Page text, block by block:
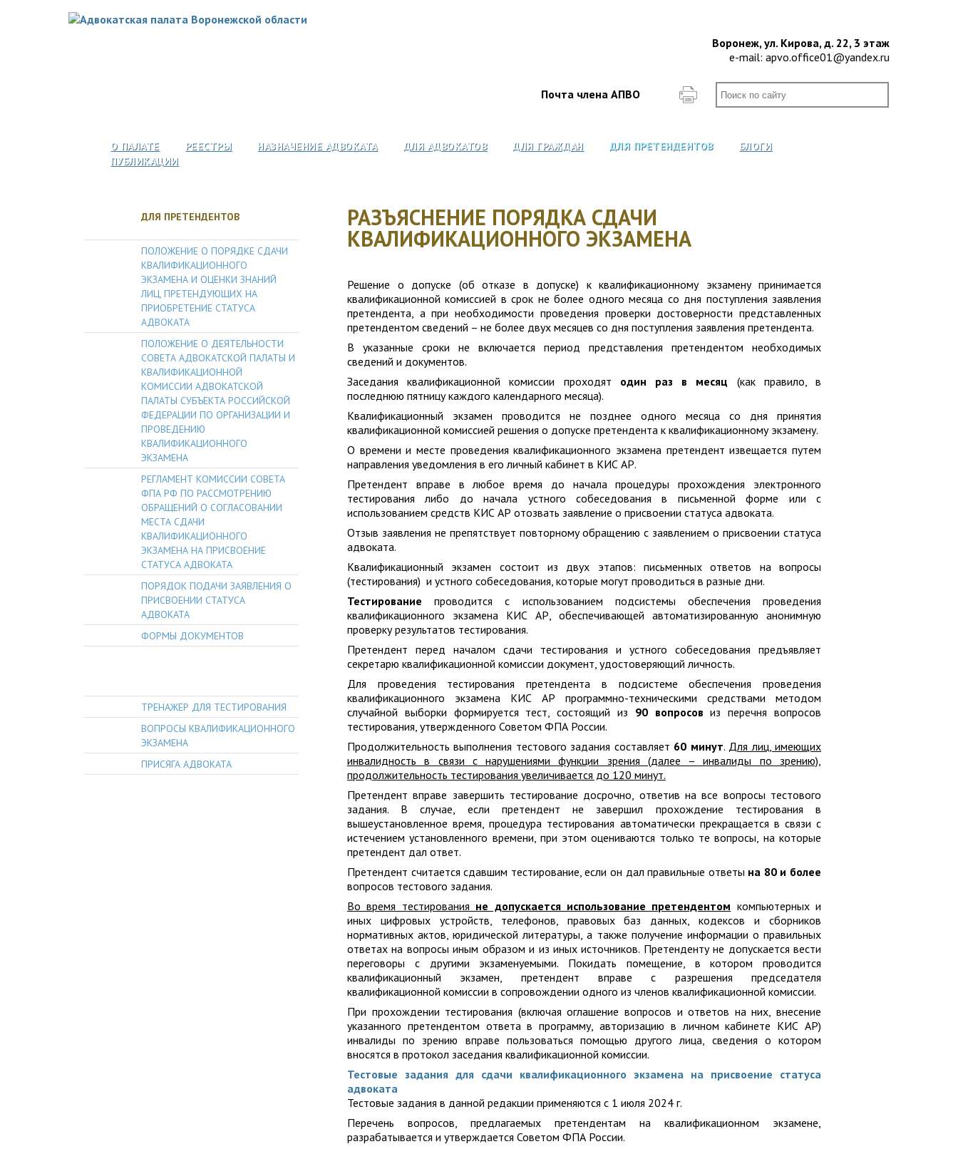
Воронеж, ул. Кирова, д. 22, 3 этаж
e-mail: apvo.office01@yandex.ru
Почта члена АПВО
О ПАЛАТЕ РЕЕСТРЫ НАЗНАЧЕНИЕ АДВОКАТА ДЛЯ АДВОКАТОВ ДЛЯ ГРАЖДАН ДЛЯ ПРЕТЕНДЕНТОВ
БЛОГИ
ПУБЛИКАЦИИ
ДЛЯ ПРЕТЕНДЕНТОВ
ПОЛОЖЕНИЕ О ПОРЯДКЕ СДАЧИ
КВАЛИФИКАЦИОННОГО
ЭКЗАМЕНА И ОЦЕНКИ ЗНАНИЙ
ЛИЦ, ПРЕТЕНДУЮЩИХ НА
ПРИОБРЕТЕНИЕ СТАТУСА
АДВОКАТА
ПОЛОЖЕНИЕ О ДЕЯТЕЛЬНОСТИ
СОВЕТА АДВОКАТСКОЙ ПАЛАТЫ И
КВАЛИФИКАЦИОННОЙ
КОМИССИИ АДВОКАТСКОЙ
ПАЛАТЫ СУБЪЕКТА РОССИЙСКОЙ
ФЕДЕРАЦИИ ПО ОРГАНИЗАЦИИ И
ПРОВЕДЕНИЮ
КВАЛИФИКАЦИОННОГО
ЭКЗАМЕНА
РЕГЛАМЕНТ КОМИССИИ СОВЕТА
ФПА РФ ПО РАССМОТРЕНИЮ
ОБРАЩЕНИЙ О СОГЛАСОВАНИИ
МЕСТА СДАЧИ
КВАЛИФИКАЦИОННОГО
ЭКЗАМЕНА НА ПРИСВОЕНИЕ
СТАТУСА АДВОКАТА
ПОРЯДОК ПОДАЧИ ЗАЯВЛЕНИЯ О
ПРИСВОЕНИИ СТАТУСА
АДВОКАТА
ФОРМЫ ДОКУМЕНТОВ
ТРЕНАЖЕР ДЛЯ ТЕСТИРОВАНИЯ
ВОПРОСЫ КВАЛИФИКАЦИОННОГО
ЭКЗАМЕНА
ПРИСЯГА АДВОКАТА
РАЗЪЯСНЕНИЕ ПОРЯДКА СДАЧИ
КВАЛИФИКАЦИОННОГО ЭКЗАМЕНА
Решение о допуске (об отказе в допуске) к квалификационному экзамену принимается
квалификационной комиссией в срок не более одного месяца со дня поступления заявления
претендента, а при необходимости проведения проверки достоверности представленных
претендентом сведений – ​не более двух месяцев со дня поступления заявления претендента.
В указанные сроки не включается период представления претендентом необходимых
сведений и документов.
Заседания квалификационной комиссии проходят один раз в месяц (как правило, в
последнюю пятницу каждого календарного месяца).
Квалификационный экзамен проводится не позднее одного месяца со дня принятия
квалификационной комиссией решения о допуске претендента к квалификационному экзамену.
О времени и месте проведения квалификационного экзамена претендент извещается путем
направления уведомления в его личный кабинет в КИС АР.
Претендент вправе в любое время до начала процедуры прохождения электронного
тестирования либо до начала устного собеседования в письменной форме или с
использованием средств КИС АР отозвать заявление о присвоении статуса адвоката.
Отзыв заявления не препятствует повторному обращению с заявлением о присвоении статуса
адвоката.
Квалификационный экзамен состоит из двух этапов: письменных ответов на вопросы
(тестирования) и устного собеседования, которые могут проводиться в разные дни.
Тестирование проводится с использованием ​подсистемы обеспечения проведения
квалификационного экзамена КИС АР, обеспечивающей автоматизированную анонимную
проверку результатов тестирования.
Претендент перед началом сдачи тестирования и устного собеседования предъявляет
секретарю квалификационной комиссии документ, удостоверяющий личность.
Для проведения тестирования претендента в подсистеме обеспечения проведения
квалификационного экзамена КИС АР программно-техническими средствами методом
случайной выборки формируется тест, состоящий из 90 вопросов из перечня вопросов
тестирования, утвержденного Советом ФПА России.
Продолжительность выполнения тестового задания составляет 60 минут. Для лиц, имеющих
инвалидность в связи с нарушениями функции зрения (далее – ​инвалиды по зрению),
продолжительность тестирования увеличивается до 120 минут.
Претендент вправе завершить тестирование досрочно, ответив на все вопросы тестового
задания. В случае, если претендент не завершил прохождение тестирования в
вышеустановленное время, процедура тестирования автоматически прекращается в связи с
истечением установленного времени, при этом оцениваются только те вопросы, на которые
претендент дал ответ.
Претендент считается сдавшим тестирование, если он дал правильные ответы на 80 и более
вопросов тестового задания.
Во время тестирования не допускается использование претендентом компьютерных и
иных цифровых устройств, телефонов, правовых баз данных, кодексов и сборников
нормативных актов, юридической литературы, а также получение информации о правильных
ответах на вопросы иным образом и из иных источников. Претенденту не допускается вести
переговоры с другими экзаменуемыми. Покидать помещение, в котором проводится
квалификационный экзамен, претендент вправе с разрешения председателя
квалификационной комиссии в сопровождении одного из членов квалификационной комиссии.
При прохождении тестирования (включая оглашение вопросов и ответов на них, внесение
указанного претендентом ответа в программу, авторизацию в личном кабинете КИС АР)
инвалиды по зрению вправе пользоваться помощью другого лица, сведения о котором
вносятся в протокол заседания квалификационной комиссии.
Тестовые задания для сдачи квалификационного экзамена на присвоение статуса
адвоката
Тестовые задания в данной редакции применяются с 1 июля 2024 г.
Перечень вопросов, предлагаемых претендентам на квалификационном экзамене,
разрабатывается и утверждается Советом ФПА России.